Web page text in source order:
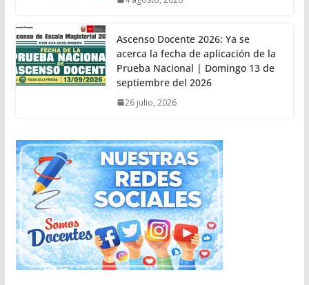
Ascenso Docente 2026: Ya se
acerca la fecha de aplicación de la
Prueba Nacional | Domingo 13 de
septiembre del 2026
26 julio, 2026